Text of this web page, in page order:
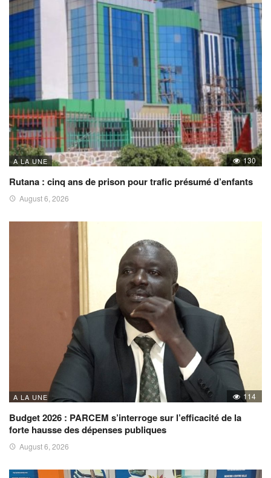
A LA UNE 130
Rutana : cinq ans de prison pour trafic présumé d’enfants
August 6, 2026
A LA UNE 114
Budget 2026 : PARCEM s’interroge sur l’efficacité de la
forte hausse des dépenses publiques
August 6, 2026